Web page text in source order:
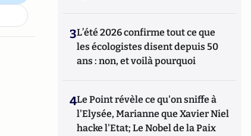
3L’été 2026 confirme tout ce que
les écologistes disent depuis 50
ans : non, et voilà pourquoi
4Le Point révèle ce qu'on sniffe à
l'Elysée, Marianne que Xavier Niel
hacke l'Etat; Le Nobel de la Paix